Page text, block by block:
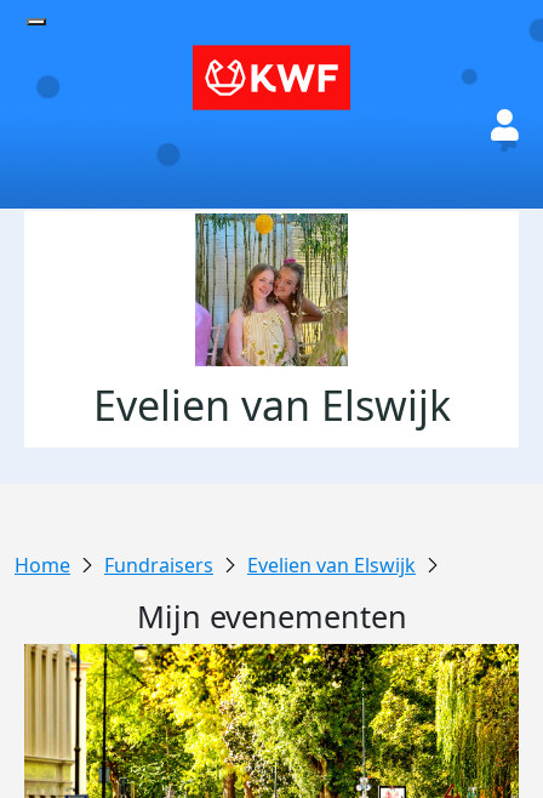
Evelien van Elswijk
Fundraisers Evelien van Elswijk
Mijn evenementen